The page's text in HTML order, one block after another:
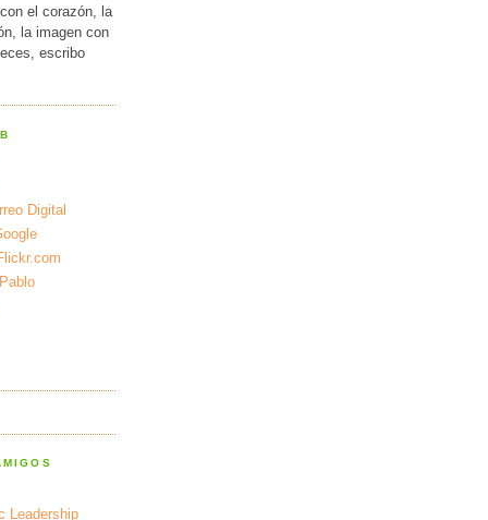
el corazón, la
la imagen con
escribo
Digital
Leadership